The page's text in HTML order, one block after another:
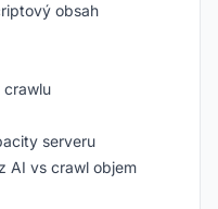
obsah
crawlu
serveru
AI vs crawl objem